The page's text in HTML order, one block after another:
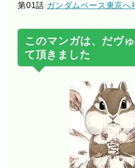
第01話 ガンダムベース東京へ
このマンガは、だヴ
て頂きました